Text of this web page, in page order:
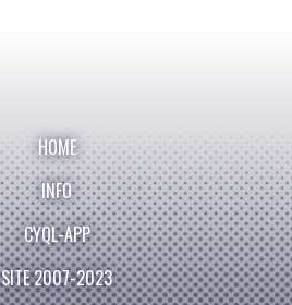
HOME
INFO
CYQL-APP
SITE 2007-2023